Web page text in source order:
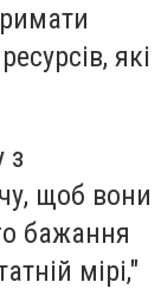
які
з
щоб вони
бажання
мірі,"